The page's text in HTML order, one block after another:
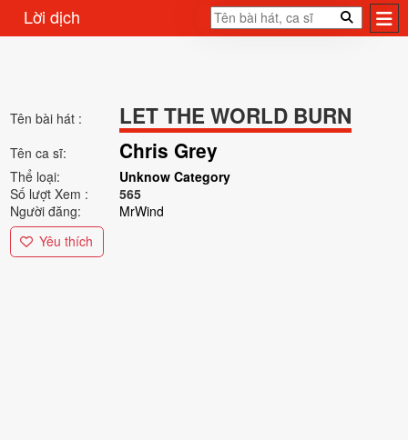
Lời dịch
Tên bài hát : LET THE WORLD BURN
Tên ca sĩ: Chris Grey
Thể loại:
Unknow Category
Số lượt Xem :
565
Người đăng:
MrWind
Yêu thích